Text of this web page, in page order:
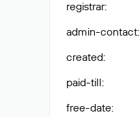
registrar:
admin-contact:
created:
paid-till:
free-date: